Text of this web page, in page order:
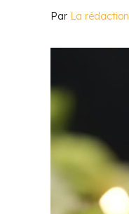
Par La rédaction